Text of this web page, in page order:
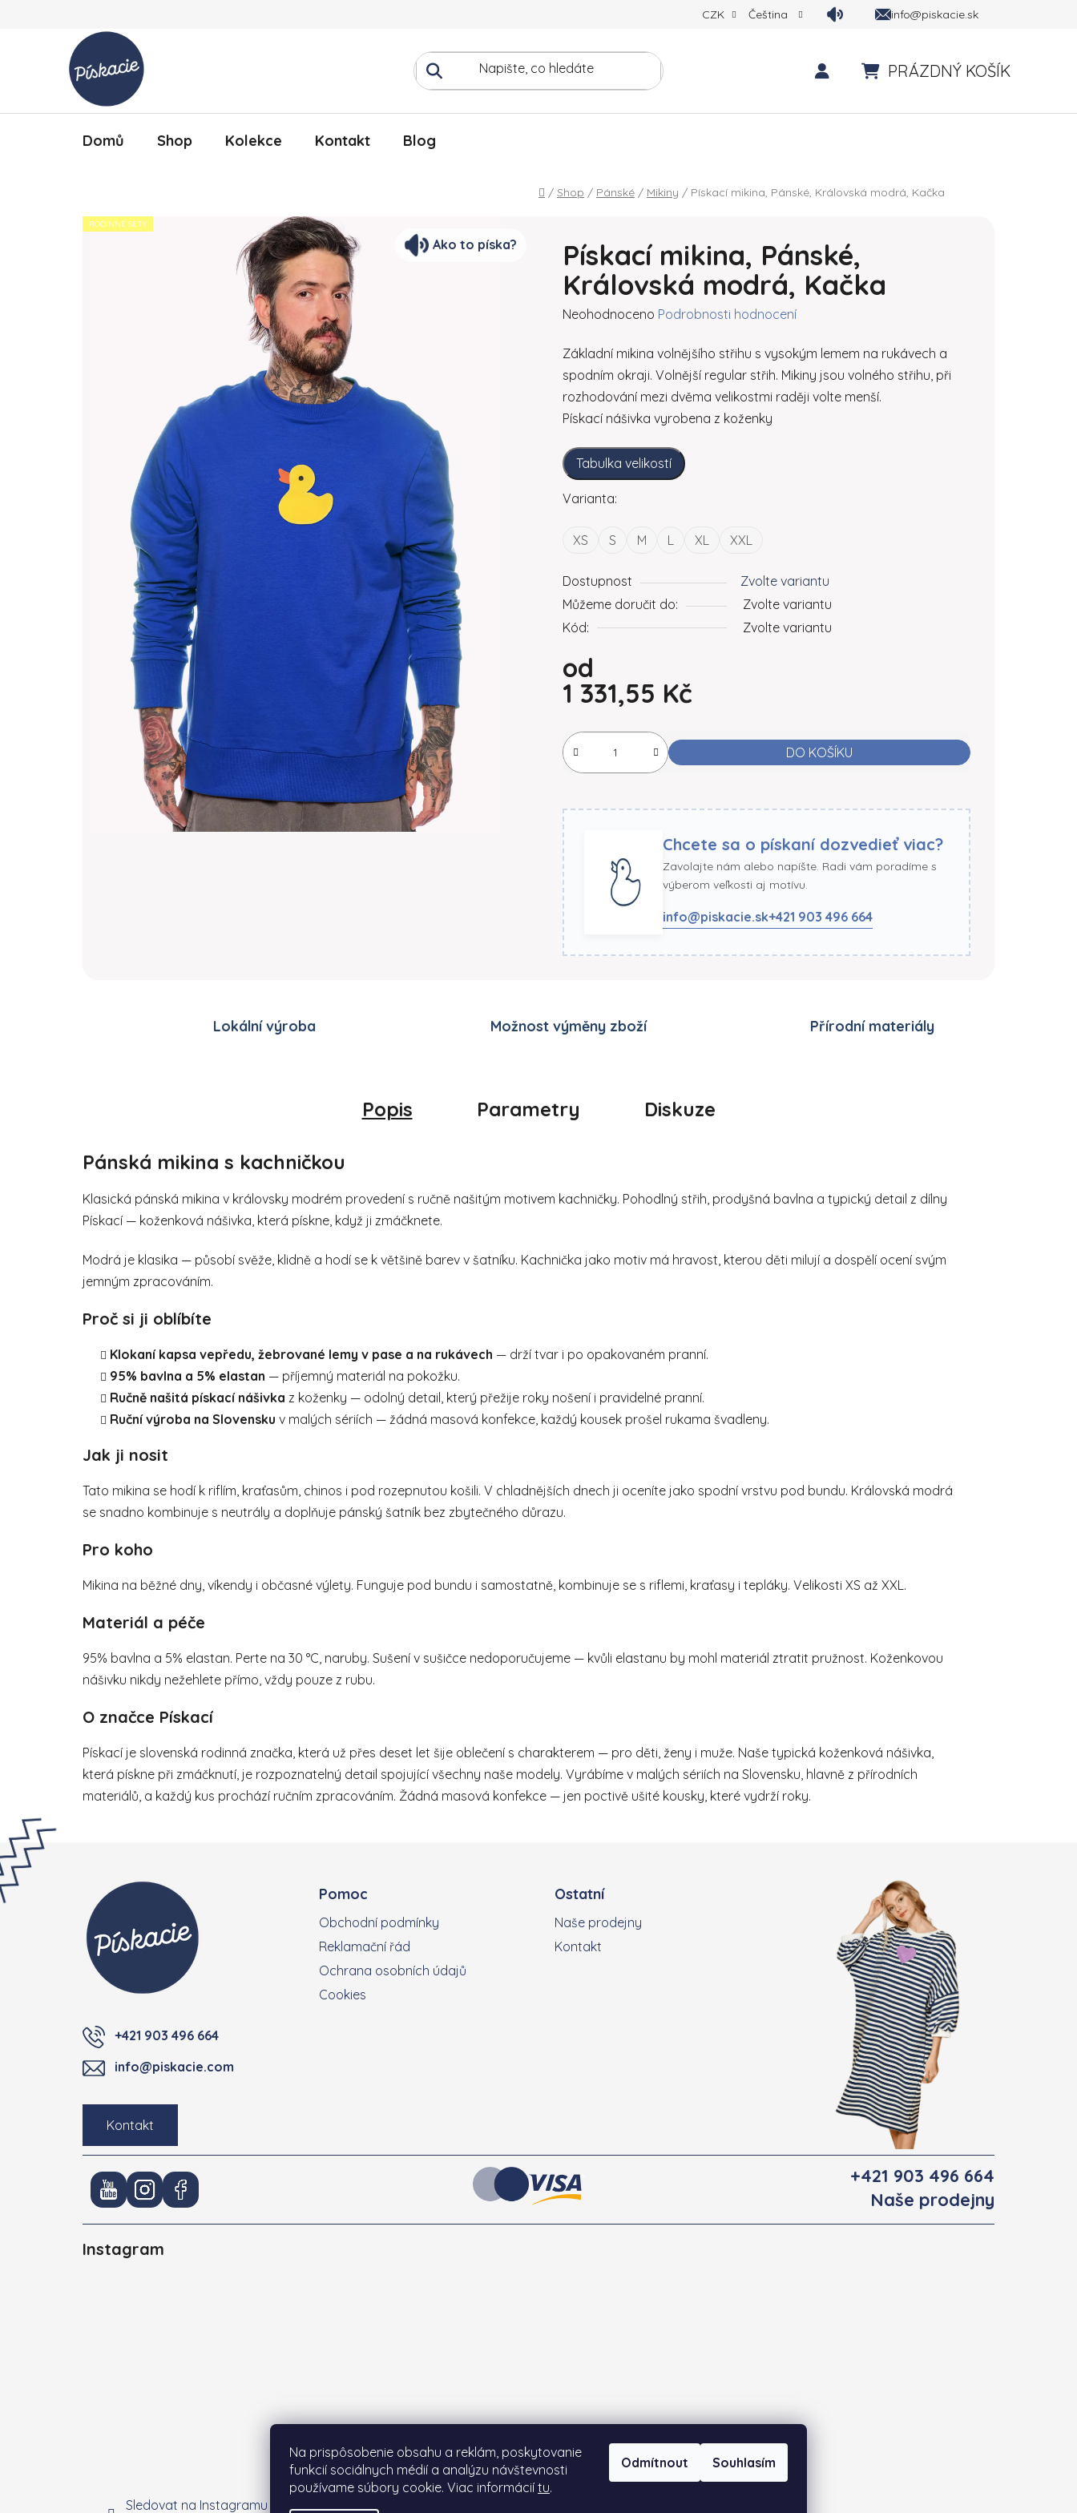
Na prispôsobenie obsahu a reklám, poskytovanie
funkcií sociálnych médií a analýzu návštevnosti
používame súbory cookie. Viac informácií tu.
Odmítnout Souhlasím
CZK Čeština info@piskacie.sk
PRÁZDNÝ KOŠÍK
Domů Shop Kolekce Kontakt Blog
Domů
/ Shop / Pánské / Mikiny / Pískací mikina, Pánské, Královská modrá, Kačka
Pískací mikina, Pánské,
Královská modrá, Kačka
Průměrné hodnocení produktu je 0,0 z 5 hvězdiček.
Neohodnoceno Podrobnosti hodnocení
Základní mikina volnějšího střihu s vysokým lemem na rukávech a
spodním okraji. Volnější regular střih. Mikiny jsou volného střihu, při
rozhodování mezi dvěma velikostmi raději volte menší.
Pískací nášivka vyrobena z koženky
Tabulka velikostí
Varianta:
XS S M L XL XXL
Dostupnost
Zvolte variantu
Můžeme doručit do:
Zvolte variantu
Kód:
Zvolte variantu
od
1 331,55 Kč
DO KOŠÍKU
Chcete sa o pískaní dozvedieť viac?
Zavolajte nám alebo napíšte. Radi vám poradíme s
výberom veľkosti aj motívu.
info@piskacie.sk+421 903 496 664
RODINNÉ SETY
Ako to píska?
Lokální výroba Možnost výměny zboží Přírodní materiály
Popis Parametry Diskuze
Pánská mikina s kachničkou
Klasická pánská mikina v královsky modrém provedení s ručně našitým motivem kachničky. Pohodlný střih, prodyšná bavlna a typický detail z dílny
Pískací — koženková nášivka, která pískne, když ji zmáčknete.
Modrá je klasika — působí svěže, klidně a hodí se k většině barev v šatníku. Kachnička jako motiv má hravost, kterou děti milují a dospělí ocení svým
jemným zpracováním.
Proč si ji oblíbíte
Klokaní kapsa vepředu, žebrované lemy v pase a na rukávech — drží tvar i po opakovaném pranní.
95% bavlna a 5% elastan — příjemný materiál na pokožku.
Ručně našitá pískací nášivka z koženky — odolný detail, který přežije roky nošení i pravidelné pranní.
Ruční výroba na Slovensku v malých sériích — žádná masová konfekce, každý kousek prošel rukama švadleny.
Jak ji nosit
Tato mikina se hodí k riflím, kraťasům, chinos i pod rozepnutou košili. V chladnějších dnech ji oceníte jako spodní vrstvu pod bundu. Královská modrá
se snadno kombinuje s neutrály a doplňuje pánský šatník bez zbytečného důrazu.
Pro koho
Mikina na běžné dny, víkendy i občasné výlety. Funguje pod bundu i samostatně, kombinuje se s riflemi, kraťasy i tepláky. Velikosti XS až XXL.
Materiál a péče
95% bavlna a 5% elastan. Perte na 30 °C, naruby. Sušení v sušičce nedoporučujeme — kvůli elastanu by mohl materiál ztratit pružnost. Koženkovou
nášivku nikdy nežehlete přímo, vždy pouze z rubu.
O značce Pískací
Pískací je slovenská rodinná značka, která už přes deset let šije oblečení s charakterem — pro děti, ženy i muže. Naše typická koženková nášivka,
která pískne při zmáčknutí, je rozpoznatelný detail spojující všechny naše modely. Vyrábíme v malých sériích na Slovensku, hlavně z přírodních
materiálů, a každý kus prochází ručním zpracováním. Žádná masová konfekce — jen poctivě ušité kousky, které vydrží roky.
Zápatí
+421 903 496 664
info@piskacie.com
Kontakt
Pomoc
Obchodní podmínky
Reklamační řád
Ochrana osobních údajů
Cookies
Ostatní
Naše prodejny
Kontakt
+421 903 496 664
Naše prodejny
Instagram
Sledovat na Instagramu